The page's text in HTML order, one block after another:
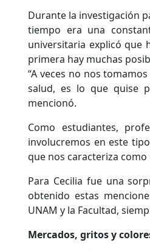
Durante la investigación
tiempo era una
universitaria explicó que
primera hay muchas
“A veces no nos
salud, es lo que quise
mencionó.
Como estudiantes,
involucremos en este
que nos caracteriza
Para Cecilia fue una
obtenido estas
UNAM y la Facultad,
Mercados, gritos y